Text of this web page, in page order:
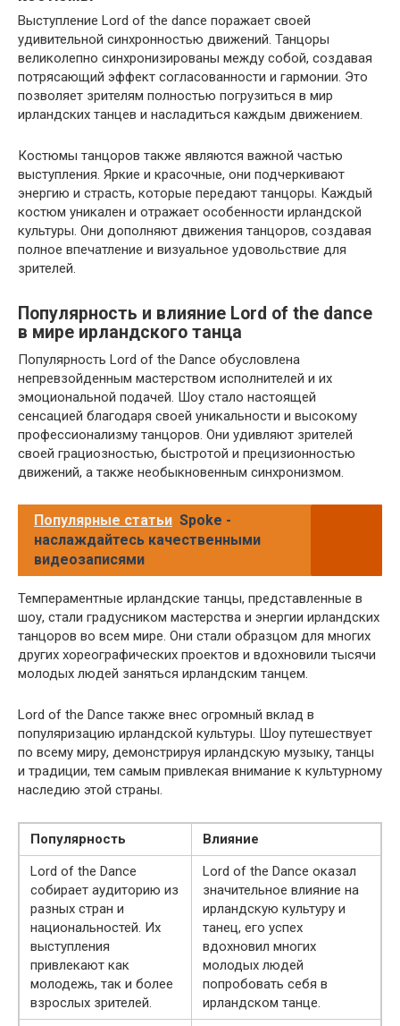
Выступление Lord of the dance поражает своей
удивительной синхронностью движений. Танцоры
великолепно синхронизированы между собой, создавая
потрясающий эффект согласованности и гармонии. Это
позволяет зрителям полностью погрузиться в мир
ирландских танцев и насладиться каждым движением.
Костюмы танцоров также являются важной частью
выступления. Яркие и красочные, они подчеркивают
энергию и страсть, которые передают танцоры. Каждый
костюм уникален и отражает особенности ирландской
культуры. Они дополняют движения танцоров, создавая
полное впечатление и визуальное удовольствие для
зрителей.
Популярность и влияние Lord of the dance
в мире ирландского танца
Популярность Lord of the Dance обусловлена
непревзойденным мастерством исполнителей и их
эмоциональной подачей. Шоу стало настоящей
сенсацией благодаря своей уникальности и высокому
профессионализму танцоров. Они удивляют зрителей
своей грациозностью, быстротой и прецизионностью
движений, а также необыкновенным синхронизмом.
Популярные статьи Spoke -
наслаждайтесь качественными
видеозаписями
Темпераментные ирландские танцы, представленные в
шоу, стали градусником мастерства и энергии ирландских
танцоров во всем мире. Они стали образцом для многих
других хореографических проектов и вдохновили тысячи
молодых людей заняться ирландским танцем.
Lord of the Dance также внес огромный вклад в
популяризацию ирландской культуры. Шоу путешествует
по всему миру, демонстрируя ирландскую музыку, танцы
и традиции, тем самым привлекая внимание к культурному
наследию этой страны.
Популярность
Влияние
Lord of the Dance
собирает аудиторию из
разных стран и
национальностей. Их
выступления
привлекают как
молодежь, так и более
взрослых зрителей.
Lord of the Dance оказал
значительное влияние на
ирландскую культуру и
танец, его успех
вдохновил многих
молодых людей
попробовать себя в
ирландском танце.